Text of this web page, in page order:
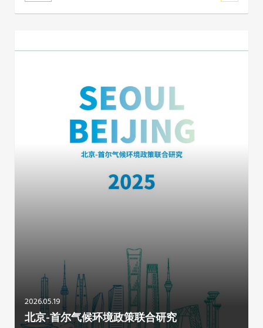
2026.05.19
北京-首尔气候环境政策联合研究